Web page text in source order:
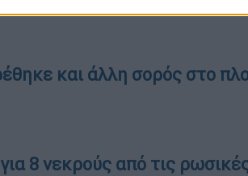
και άλλη σορός στο
8 νεκρούς από τις